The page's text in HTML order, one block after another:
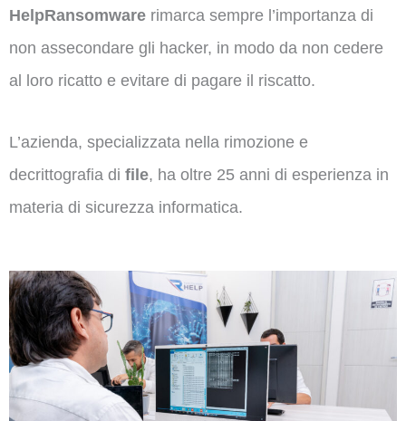
HelpRansomware rimarca sempre l’importanza di
non assecondare gli hacker, in modo da non cedere
al loro ricatto e evitare di pagare il riscatto.
L’azienda, specializzata nella rimozione e
decrittografia di file, ha oltre 25 anni di esperienza in
materia di sicurezza informatica.